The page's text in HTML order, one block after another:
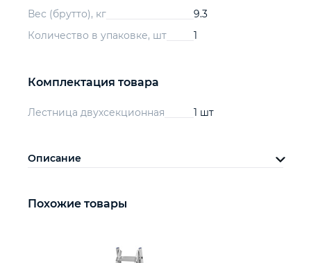
Вес (брутто), кг
9.3
Количество в упаковке, шт
1
Комплектация товара
Лестница двухсекционная 1 шт
Описание
Похожие товары